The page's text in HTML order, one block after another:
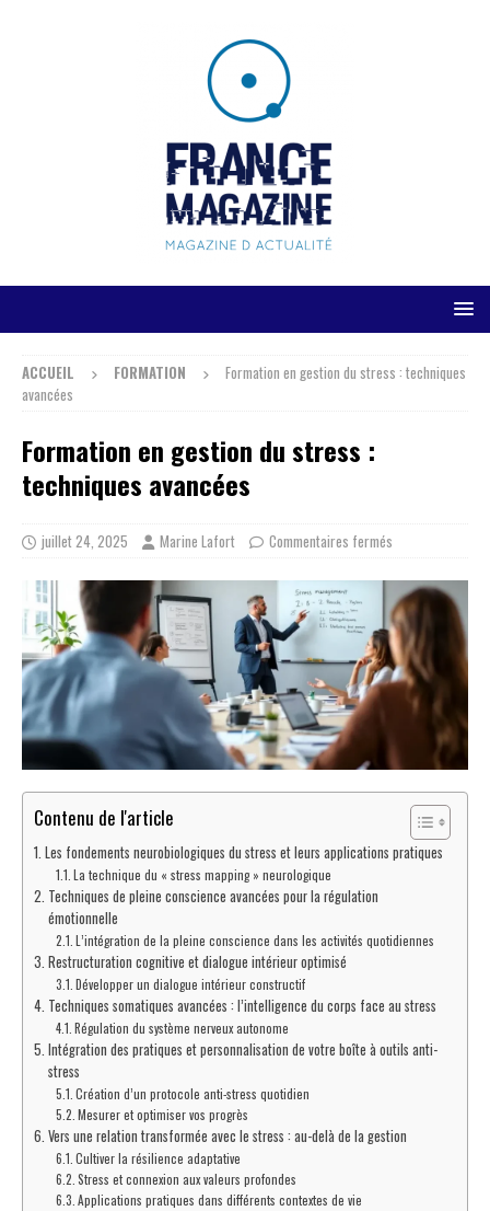
ACCUEIL FORMATION
Formation en gestion du stress : techniques
avancées
Formation en gestion du stress :
techniques avancées
juillet 24, 2025 Marine Lafort Commentaires fermés
Contenu de l'article
Les fondements neurobiologiques du stress et leurs applications pratiques
La technique du « stress mapping » neurologique
Techniques de pleine conscience avancées pour la régulation
émotionnelle
L’intégration de la pleine conscience dans les activités quotidiennes
Restructuration cognitive et dialogue intérieur optimisé
Développer un dialogue intérieur constructif
Techniques somatiques avancées : l’intelligence du corps face au stress
Régulation du système nerveux autonome
Intégration des pratiques et personnalisation de votre boîte à outils anti-
stress
Création d’un protocole anti-stress quotidien
Mesurer et optimiser vos progrès
Vers une relation transformée avec le stress : au-delà de la gestion
Cultiver la résilience adaptative
Stress et connexion aux valeurs profondes
Applications pratiques dans différents contextes de vie